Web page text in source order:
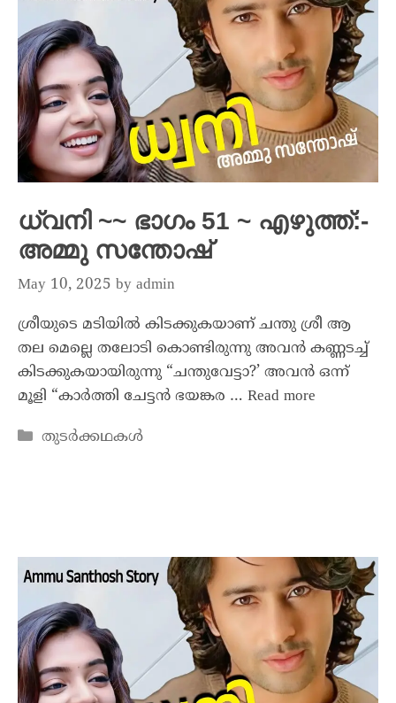
ധ്വനി ~~ ഭാഗം 51 ~ എഴുത്ത്:-
അമ്മു സന്തോഷ്
May 10, 2025 by admin
ശ്രീയുടെ മടിയിൽ കിടക്കുകയാണ് ചന്തു ശ്രീ ആ
തല മെല്ലെ തലോടി കൊണ്ടിരുന്നു അവൻ കണ്ണടച്ച്
കിടക്കുകയായിരുന്നു “ചന്തുവേട്ടാ?’ അവൻ ഒന്ന്
മൂളി “കാർത്തി ചേട്ടൻ ഭയങ്കര … Read more
തുടർക്കഥകൾ